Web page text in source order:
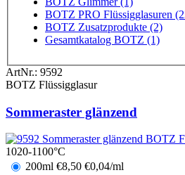
BOTZ PRO Flüssigglasuren
BOTZ Zusatzprodukte (2)
Gesamtkatalog BOTZ (1)
ArtNr.: 9592
BOTZ Flüssigglasur
Sommeraster glänzend
1020-1100°C
200ml €8,50 €0,04/ml